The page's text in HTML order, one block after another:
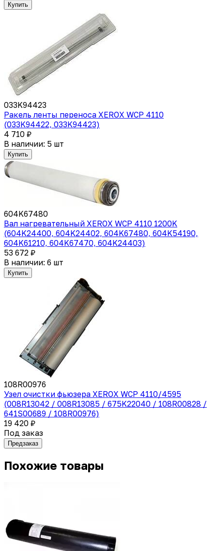
Купить
033K94423
Ракель ленты переноса XEROX WCP 4110
(033K94422, 033K94423)
4 710 ₽
В наличии: 5 шт
Купить
604K67480
Вал нагревательный XEROX WCP 4110 1200K
(604K24400, 604K24402, 604K67480, 604K54190,
604K61210, 604K67470, 604K24403)
53 672 ₽
В наличии: 6 шт
Купить
108R00976
Узел очистки фьюзера XEROX WCP 4110/4595
(008R13042 / 008R13085 / 675K22040 / 108R00828 /
641S00689 / 108R00976)
19 420 ₽
Под заказ
Предзаказ
Похожие товары